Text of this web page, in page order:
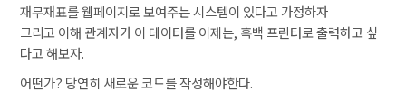
재무재표를 웹페이지로 보여주는 시스템이 있다고 가정하자
그리고 이해 관계자가 이 데이터를 이제는, 흑백 프린터로 출력하고 싶
다고 해보자.
어떤가? 당연히 새로운 코드를 작성해야한다.